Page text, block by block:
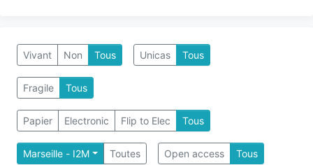
Vivant Non Tous Unicas Tous
Fragile Tous
Papier Electronic Flip to Elec Tous
Marseille - I2M Toutes Open access Tous